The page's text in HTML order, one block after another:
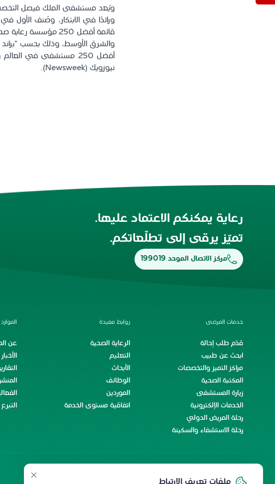
ويُعد مستشفى الملك فيصل التخصصي
قائمة أفضل 250
نيوزويك (Newsweek).
رعاية يمكنكم الاعتماد عليها.
تميّز يرقى إلى تطلّعاتكم.
مركز الاتصال الموحد 199019
خدمات المرضى
قدّم طلب إحالة
ابحث عن طبيب
مراكز التميز والتخصصات
المكتبة الصحية
زيارة المستشفى
الخدمات الإلكترونية
رحلة المريض الدولي
رحلة الاستشفاء والسكينة
روابط مفيدة
الرعاية الصحية
التعليم
الأبحاث
الوظائف
الموردين
اتفاقية مستوى الخدمة
عن
التبرع